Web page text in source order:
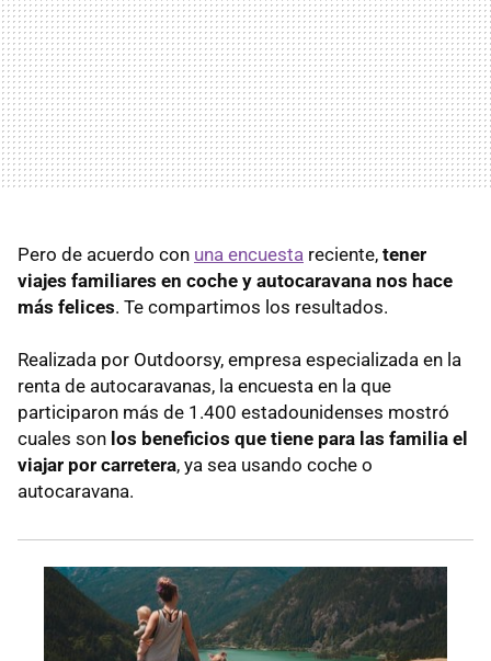
Pero de acuerdo con una encuesta reciente, tener
viajes familiares en coche y autocaravana nos hace
más felices. Te compartimos los resultados.
Realizada por Outdoorsy, empresa especializada en la
renta de autocaravanas, la encuesta en la que
participaron más de 1.400 estadounidenses mostró
cuales son los beneficios que tiene para las familia el
viajar por carretera, ya sea usando coche o
autocaravana.